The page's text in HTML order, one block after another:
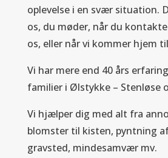
oplevelse i en svær situation.
os, du møder, når du
os, eller når vi kommer hjem
Vi har mere end 40 års
familier i Ølstykke – Stenløse
Vi hjælper dig med alt fra
blomster til kisten, pyntning
gravsted, mindesamvær mv.